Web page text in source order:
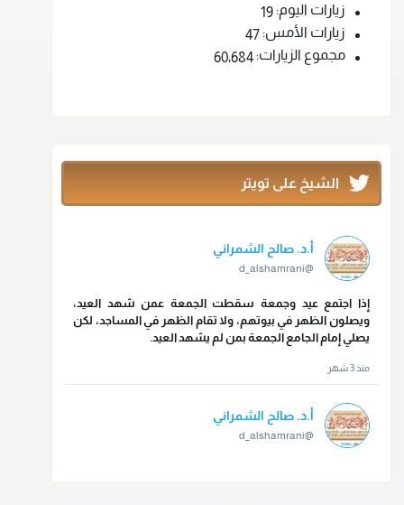
زيارات اليوم:19
زيارات الأمس:47
مجموع الزيارات: 60٬684
الشيخ على تويتر
أ.د. صالح الشمراني
@d_alshamrani
إذا اجتمع عيد وجمعة سقطت الجمعة عمن شهد العيد،
ويصلون الظهر في بيوتهم، ولا تقام الظهر في المساجد، لكن
يصلي إمام الجامع الجمعة بمن لم يشهد العيد.
منذ 3 شهر
أ.د. صالح الشمراني
@d_alshamrani
ما كنت أظن أن الله بقي يخلق مثلك.